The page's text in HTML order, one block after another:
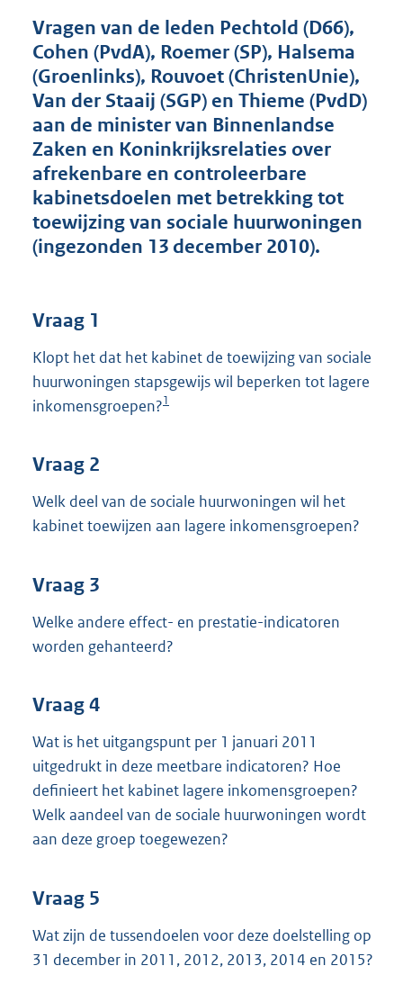
d
s
g
r
o
t
t
e
:
4
1
Vragen van de leden Pechtold (D66),
Cohen (PvdA), Roemer (SP), Halsema
(Groenlinks), Rouvoet (ChristenUnie),
Van der Staaij (SGP) en Thieme (PvdD)
aan de minister van Binnenlandse
Zaken en Koninkrijksrelaties over
afrekenbare en controleerbare
kabinetsdoelen met betrekking tot
toewijzing van sociale huurwoningen
(ingezonden 13 december 2010).
Vraag 1
Klopt het dat het kabinet de toewijzing van sociale
huurwoningen stapsgewijs wil beperken tot lagere
inkomensgroepen?1
Vraag 2
Welk deel van de sociale huurwoningen wil het
kabinet toewijzen aan lagere inkomensgroepen?
Vraag 3
Welke andere effect- en prestatie-indicatoren
worden gehanteerd?
Vraag 4
Wat is het uitgangspunt per 1 januari 2011
uitgedrukt in deze meetbare indicatoren? Hoe
definieert het kabinet lagere inkomensgroepen?
Welk aandeel van de sociale huurwoningen wordt
aan deze groep toegewezen?
Vraag 5
Wat zijn de tussendoelen voor deze doelstelling op
31 december in 2011, 2012, 2013, 2014 en 2015?